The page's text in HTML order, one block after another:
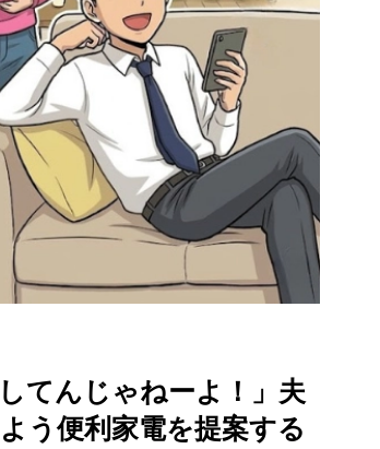
てんじゃねーよ！」夫
う便利家電を提案する